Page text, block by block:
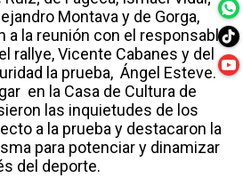
Montava y de Gorga,
a la reunión con el responsable
rallye, Vicente Cabanes y del
la prueba, Ángel Esteve.
en la Casa de Cultura de
las inquietudes de los
a la prueba y destacaron la
para potenciar y dinamizar
del deporte.